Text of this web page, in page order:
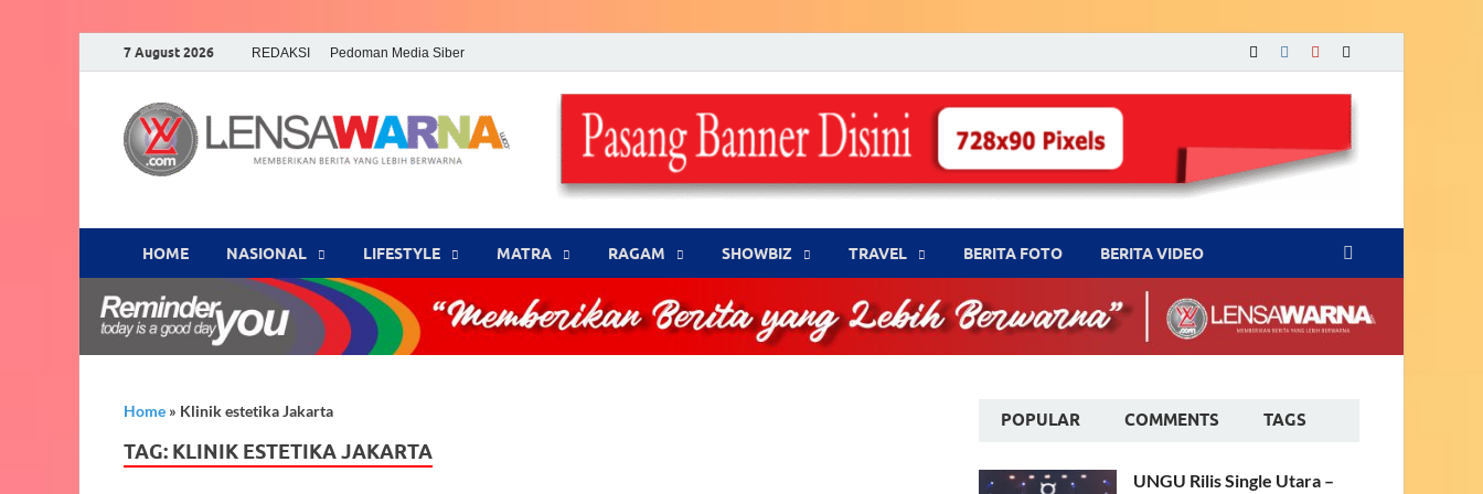
7 August 2026 REDAKSI Pedoman Media Siber
LENSA WARNA .com
Memberikan Berita yang Lebih Berwarna
HOME NASIONAL ‎LIFESTYLE MATRA ‎RAGAM ‎SHOWBIZ ‎TRAVEL BERITA FOTO BERITA VIDEO
Home » Klinik estetika Jakarta
TAG: KLINIK ESTETIKA JAKARTA
POPULAR COMMENTS TAGS
UNGU Rilis Single Utara –